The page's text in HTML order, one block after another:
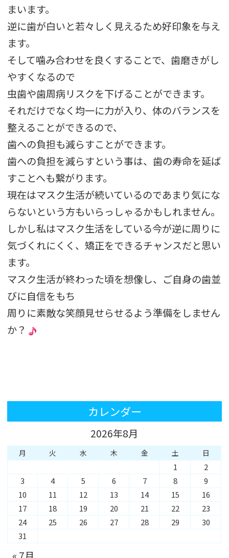
まいます。
逆に歯が白いと若々しく見えるため好印象を与え
ます。
そして噛み合わせを良くすることで、歯磨きがし
やすくなるので
虫歯や歯周病リスクを下げることができます。
それだけでなく均一に力が入り、体のバランスを
整えることができるので、
歯への負担も減らすことができます。
歯への負担を減らすという事は、歯の寿命を延ば
すことへも繋がります。
現在はマスク生活が続いているのであまり気にな
らないという方もいらっしゃるかもしれません。
しかし私はマスク生活をしている今が逆に周りに
気づくれにくく、矯正をできるチャンスだと思い
ます。
マスク生活が終わった頃を想像し、ご自身の歯並
びに自信をもち
周りに素敵な笑顔見せらせるよう準備をしません
か？
カレンダー
2026年8月
月 火 水 木 金 土 日
1
2
3
4 5 6 7 8
9
10
11 12 13 14 15
16
17
18 19 20 21 22
23
24
25 26 27 28 29
30
31